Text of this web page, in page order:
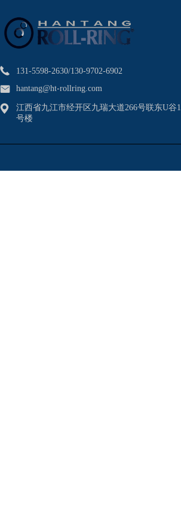
131-5598-2630/130-9702-6902
hantang@ht-rollring.com
江西省九江市经开区九瑞大道266号联东U谷1
号楼